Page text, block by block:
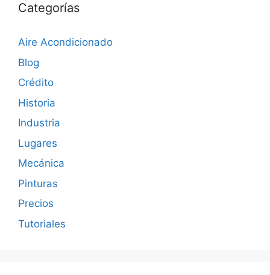
Categorías
Aire Acondicionado
Blog
Crédito
Historia
Industria
Lugares
Mecánica
Pinturas
Precios
Tutoriales